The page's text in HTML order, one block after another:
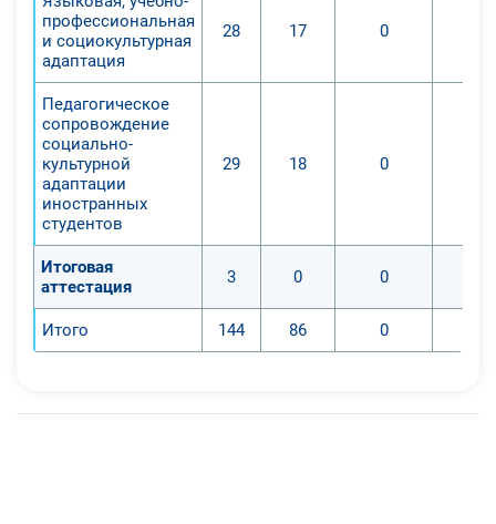
профессиональная
и социокультурная
адаптация
28 17 0
Педагогическое
сопровождение
социально-
культурной
адаптации
иностранных
студентов
29 18 0
Итоговая
аттестация
3 0 0
Итого 144 86 0